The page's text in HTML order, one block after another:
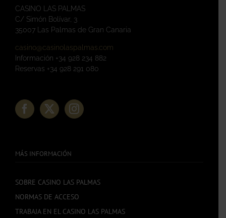
CASINO LAS PALMAS
C/ Simón Bolívar, 3
35007 Las Palmas de Gran Canaria
casino@casinolaspalmas.com
Información +34 928 234 882
Reservas +34 928 291 080
MÁS INFORMACIÓN
SOBRE CASINO LAS PALMAS
NORMAS DE ACCESO
TRABAJA EN EL CASINO LAS PALMAS